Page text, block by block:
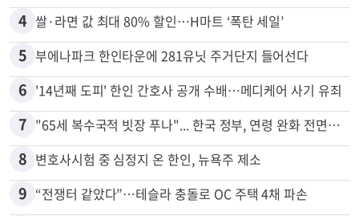
4 쌀·라면 값 최대 80% 할인…H마트 ‘폭탄 세일’
5 부에나파크 한인타운에 281유닛 주거단지 들어선다
6 '14년째 도피' 한인 간호사 공개 수배…메디케어 사기 유죄
7 "65세 복수국적 빗장 푸나"... 한국 정부, 연령 완화 전면 추진
8 변호사시험 중 심정지 온 한인, 뉴욕주 제소
9 “전쟁터 같았다”…테슬라 충돌로 OC 주택 4채 파손